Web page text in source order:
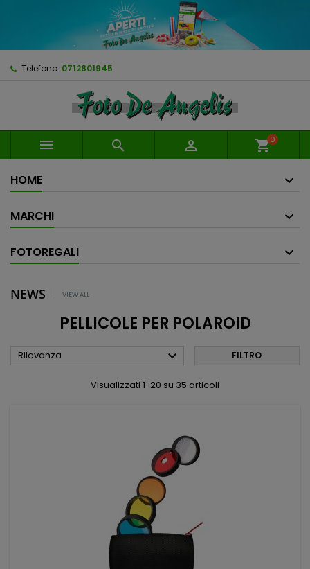
Telefono: 0712801945
   shopping_cart0
HOME
MARCHI
FOTOREGALI
NEWS VIEW ALL
PELLICOLE PER POLAROID
Rilevanza  FILTRO
Visualizzati 1-20 su 35 articoli